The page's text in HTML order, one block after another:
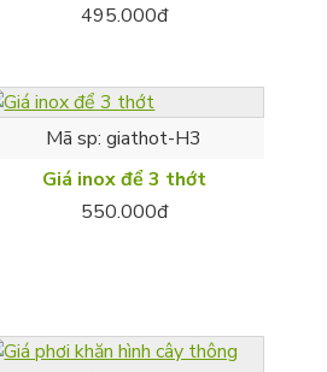
495.000đ
Mã sp: giathot-H3
Giá inox để 3 thớt
550.000đ